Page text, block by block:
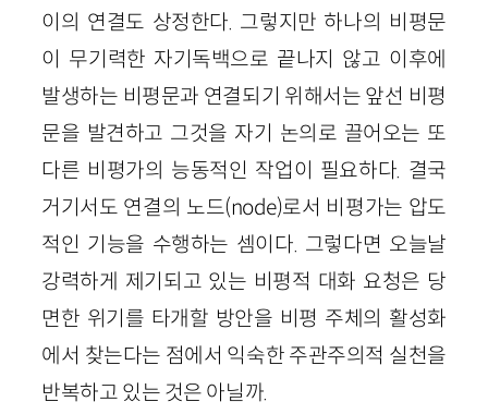
이의 연결도 상정한다. 그렇지만 하나의 비평문
이 무기력한 자기독백으로 끝나지 않고 이후에
발생하는 비평문과 연결되기 위해서는 앞선 비평
문을 발견하고 그것을 자기 논의로 끌어오는 또
다른 비평가의 능동적인 작업이 필요하다. 결국
거기서도 연결의 노드(node)로서 비평가는 압도
적인 기능을 수행하는 셈이다. 그렇다면 오늘날
강력하게 제기되고 있는 비평적 대화 요청은 당
면한 위기를 타개할 방안을 비평 주체의 활성화
에서 찾는다는 점에서 익숙한 주관주의적 실천을
반복하고 있는 것은 아닐까.